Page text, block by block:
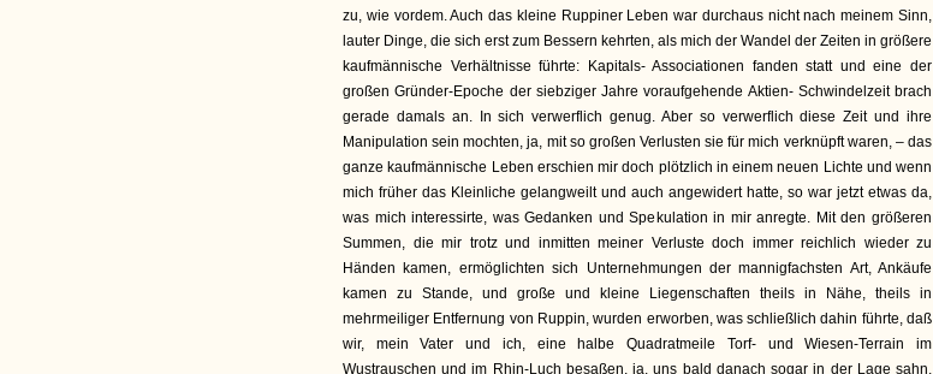
zu, wie vordem. Auch das kleine Ruppiner Leben war durchaus nicht nach meinem Sinn,
lauter Dinge, die sich erst zum Bessern kehrten, als mich der Wandel der Zeiten in größere
kaufmännische Verhältnisse führte: Kapitals- Associationen fanden statt und eine der
großen Gründer-Epoche der siebziger Jahre voraufgehende Aktien- Schwindelzeit brach
gerade damals an. In sich verwerflich genug. Aber so verwerflich diese Zeit und ihre
Manipulation sein mochten, ja, mit so großen Verlusten sie für mich verknüpft waren, – das
ganze kaufmännische Leben erschien mir doch plötzlich in einem neuen Lichte und wenn
mich früher das Kleinliche gelangweilt und auch angewidert hatte, so war jetzt etwas da,
was mich interessirte, was Gedanken und Spekulation in mir anregte. Mit den größeren
Summen, die mir trotz und inmitten meiner Verluste doch immer reichlich wieder zu
Händen kamen, ermöglichten sich Unternehmungen der mannigfachsten Art, Ankäufe
kamen zu Stande, und große und kleine Liegenschaften theils in Nähe, theils in
mehrmeiliger Entfernung von Ruppin, wurden erworben, was schließlich dahin führte, daß
wir, mein Vater und ich, eine halbe Quadratmeile Torf- und Wiesen-Terrain im
Wustrauschen und im Rhin-Luch besaßen, ja, uns bald danach sogar in der Lage sahn,